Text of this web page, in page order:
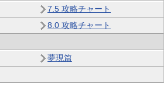
7.5 攻略チャート
8.0 攻略チャート
夢現篇